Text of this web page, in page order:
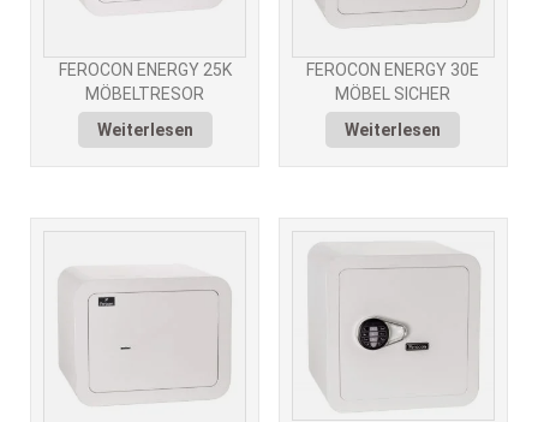
FEROCON ENERGY 25K
MÖBELTRESOR
Weiterlesen
FEROCON ENERGY 30E
MÖBEL SICHER
Weiterlesen